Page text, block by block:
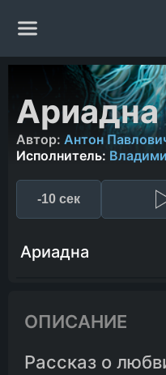
Главная
Жанры
Авторы
Исполнители
Ариадна
Автор: Антон
Исполнитель:
-10 сек
Ариадна
ОПИСАНИЕ
Рассказ о